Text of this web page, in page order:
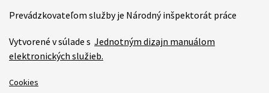
Prevádzkovateľom služby je Národný inšpektorát práce
Vytvorené v súlade s Jednotným dizajn manuálom
elektronických služieb.
Cookies